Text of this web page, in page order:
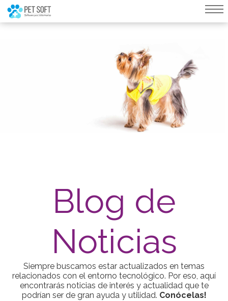
query failed, Table 'nwproject5_petsoft.preload_images' doesn't exist::SQL
Query: /*qc=on*/ select * from preload_images where pagina=35
Blog de
Noticias
Siempre buscamos estar actualizados en temas
relacionados con el entorno tecnológico. Por eso, aquí
encontrarás noticias de interés y actualidad que te
podrían ser de gran ayuda y utilidad. Conócelas!